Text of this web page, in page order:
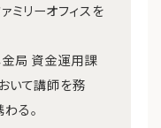
ミリーオフィスを
金局 資金運用課
いて講師を務
る。